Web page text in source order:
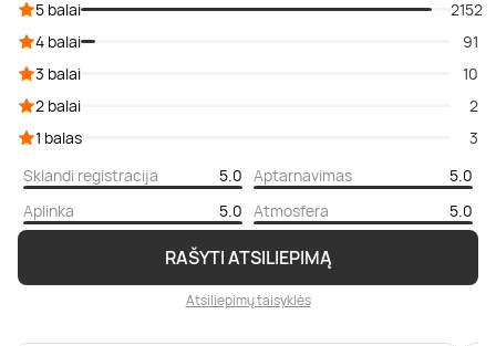
RAŠYTI ATSILIEPIMĄ
Atsiliepimų taisyklės
5 balai
2152
4 balai
91
3 balai
10
2 balai
2
1 balas
3
Sklandi registracija
5.0 Aptarnavimas
5.0
Aplinka
5.0 Atmosfera 5.0